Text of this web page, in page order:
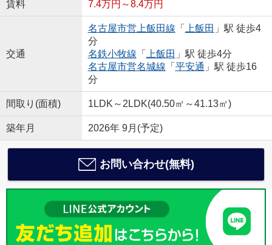
賃料 7.4万円～8.4万円
交通
名古屋市営上飯田線 「 上飯田 」駅 徒歩4
分
名鉄小牧線 「 上飯田 」駅 徒歩4分
名古屋市営名城線 「 平安通 」駅 徒歩16
分
間取り(面積) 1LDK～2LDK(40.50㎡～41.13㎡)
築年月 2026年 9月(予定)
お問い合わせ(無料)